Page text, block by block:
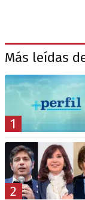
Más leídas
1
2